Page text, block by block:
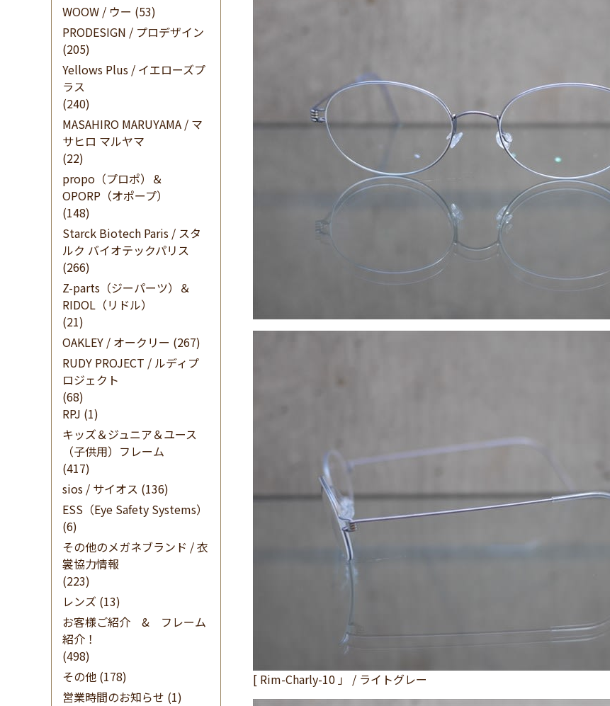
WOOW / ウー (53)
PRODESIGN / プロデザイン
(205)
Yellows Plus / イエローズプ
ラス
(240)
MASAHIRO MARUYAMA / マ
サヒロ マルヤマ
(22)
propo（プロポ）＆
OPORP（オポープ）
(148)
Starck Biotech Paris / スタ
ルク バイオテックパリス
(266)
Z-parts（ジーパーツ）＆
RIDOL（リドル）
(21)
OAKLEY / オークリー (267)
RUDY PROJECT / ルディプ
ロジェクト
(68)
RPJ (1)
キッズ＆ジュニア＆ユース
（子供用）フレーム
(417)
sios / サイオス (136)
ESS（Eye Safety Systems）
(6)
その他のメガネブランド / 衣
裳協力情報
(223)
レンズ (13)
お客様ご紹介 & フレーム
紹介！
(498)
その他 (178)
営業時間のお知らせ (1)
[ Rim-Charly-10 」 / ライトグレー